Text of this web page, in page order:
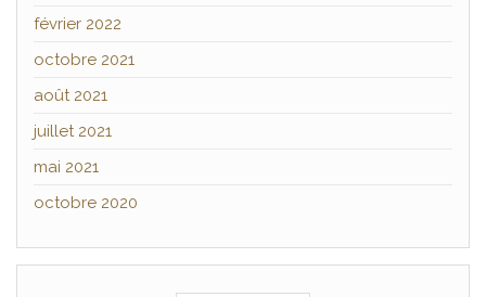
février 2022
octobre 2021
août 2021
juillet 2021
mai 2021
octobre 2020